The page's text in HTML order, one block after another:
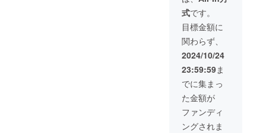
の交通
費や滞
在費は
各自で
ご負担
くださ
い。 ・
支援者
様との
連絡方
法：詳
細は
メール
で連絡
日時：
2024年
10月26
日（土
曜日）
18:00-
20:00
・場
所：郡
山市中
央公民
館 3階
・支援
者様の
ファレ
ンス
参加券
詳細】
・日
時：
2024年
10月26
日（土
曜日）
13:00-
17:30
・場
所：郡
カッ
ション
企業紹
介 ・企
業パン
フレッ
ト配布
・書籍
「リメ
イク採
用」5冊
・Z世代
カン
ファレ
式です。
目標金額に
関わらず、
2024/10/24
23:59:59ま
でに集まっ
た金額が
ファンディ
ングされま